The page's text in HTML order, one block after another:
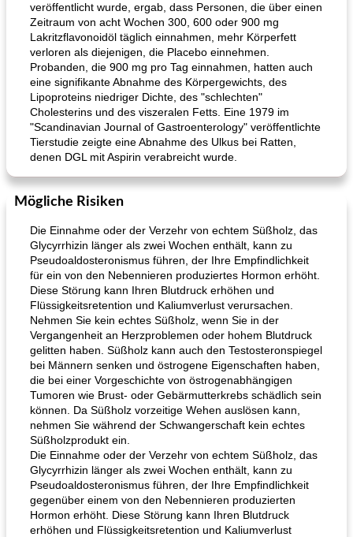
veröffentlicht wurde, ergab, dass Personen, die über einen
Zeitraum von acht Wochen 300, 600 oder 900 mg
Lakritzflavonoidöl täglich einnahmen, mehr Körperfett
verloren als diejenigen, die Placebo einnehmen.
Probanden, die 900 mg pro Tag einnahmen, hatten auch
eine signifikante Abnahme des Körpergewichts, des
Lipoproteins niedriger Dichte, des "schlechten"
Cholesterins und des viszeralen Fetts. Eine 1979 im
"Scandinavian Journal of Gastroenterology" veröffentlichte
Tierstudie zeigte eine Abnahme des Ulkus bei Ratten,
denen DGL mit Aspirin verabreicht wurde.
Mögliche Risiken
Die Einnahme oder der Verzehr von echtem Süßholz, das
Glycyrrhizin länger als zwei Wochen enthält, kann zu
Pseudoaldosteronismus führen, der Ihre Empfindlichkeit
für ein von den Nebennieren produziertes Hormon erhöht.
Diese Störung kann Ihren Blutdruck erhöhen und
Flüssigkeitsretention und Kaliumverlust verursachen.
Nehmen Sie kein echtes Süßholz, wenn Sie in der
Vergangenheit an Herzproblemen oder hohem Blutdruck
gelitten haben. Süßholz kann auch den Testosteronspiegel
bei Männern senken und östrogene Eigenschaften haben,
die bei einer Vorgeschichte von östrogenabhängigen
Tumoren wie Brust- oder Gebärmutterkrebs schädlich sein
können. Da Süßholz vorzeitige Wehen auslösen kann,
nehmen Sie während der Schwangerschaft kein echtes
Süßholzprodukt ein.
Die Einnahme oder der Verzehr von echtem Süßholz, das
Glycyrrhizin länger als zwei Wochen enthält, kann zu
Pseudoaldosteronismus führen, der Ihre Empfindlichkeit
gegenüber einem von den Nebennieren produzierten
Hormon erhöht. Diese Störung kann Ihren Blutdruck
erhöhen und Flüssigkeitsretention und Kaliumverlust